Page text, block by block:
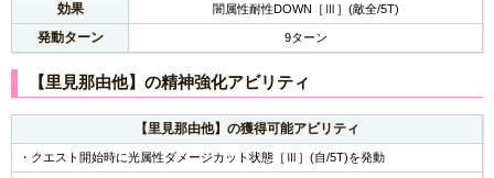
効果
闇属性耐性DOWN［Ⅲ］(敵全/5T)
発動ターン 9ターン
【里見那由他】の精神強化アビリティ
【里見那由他】の獲得可能アビリティ
・クエスト開始時に光属性ダメージカット状態［Ⅲ］(自/5T)を発動